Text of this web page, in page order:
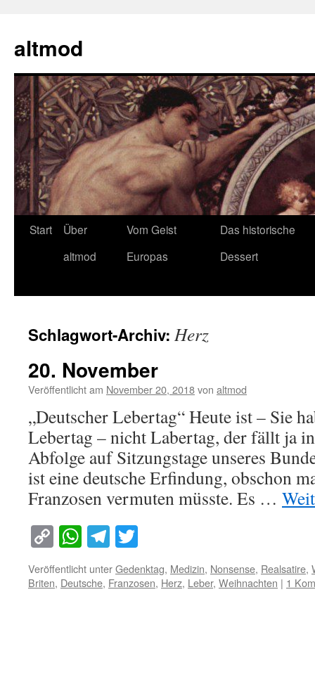
springen
altmod
Start
Über
altmod
Vom Geist
Europas
Das historische
Dessert
Schlagwort-Archiv: Herz
20. November
Veröffentlicht am November 20, 2018von altmod
„Deutscher Lebertag“ Heute ist – Sie
Lebertag – nicht Labertag, der fällt ja
Abfolge auf Sitzungstage unseres
ist eine deutsche Erfindung, obschon
Franzosen vermuten müsste. Es …
Copy
Link
WhatsApp
Telegram
Veröffentlicht unterGedenktag, Medizin, Nonsense, Realsatire,
Briten, Deutsche, Franzosen, Herz, Leber, Weihnachten | 1